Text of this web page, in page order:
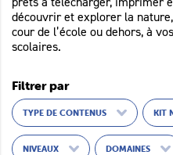
découvrir et explorer la
cour de l’école ou dehors, à
scolaires.
Filtrer par
TYPE DE CONTENUS KIT
NIVEAUX DOMAINES